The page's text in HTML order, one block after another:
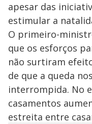
apesar das
estimular a
O primeiro-
que os esforços
não surtiram
de que a queda
interrompida. No
casamentos
estreita entre